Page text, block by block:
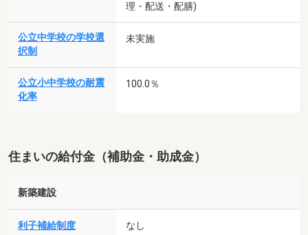
理・配送・配膳)
公立中学校の学校選
択制
未実施
公立小中学校の耐震
化率
100.0％
住まいの給付金（補助金・助成金）
新築建設
利子補給制度 なし